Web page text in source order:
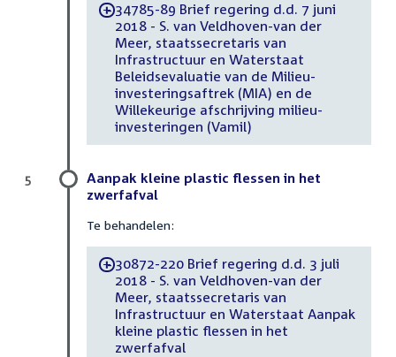
-34785-89 Brief regering d.d. 7 juni
2018 - S. van Veldhoven-van der
Meer, staatssecretaris van
Infrastructuur en Waterstaat
Beleidsevaluatie van de Milieu-
investeringsaftrek (MIA) en de
Willekeurige afschrijving milieu-
investeringen (Vamil)
Aanpak kleine plastic flessen in het
zwerfafval
Te behandelen:
-30872-220 Brief regering d.d. 3 juli
2018 - S. van Veldhoven-van der
Meer, staatssecretaris van
Infrastructuur en Waterstaat Aanpak
kleine plastic flessen in het
zwerfafval
5